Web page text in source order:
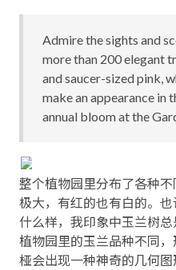
Admire the sights and
more than 200 elegant
and saucer-sized pink,
make an appearance in
annual bloom at the
整个植物园里分布了各种
极大，有红的也有白的。
什么样，我印象中玉兰树
植物园里的玉兰品种不同
桠会出现一种神奇的几何图